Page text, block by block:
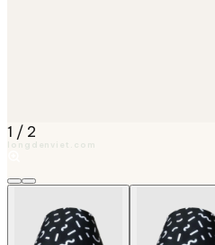
1 / 2
longdenviet.com